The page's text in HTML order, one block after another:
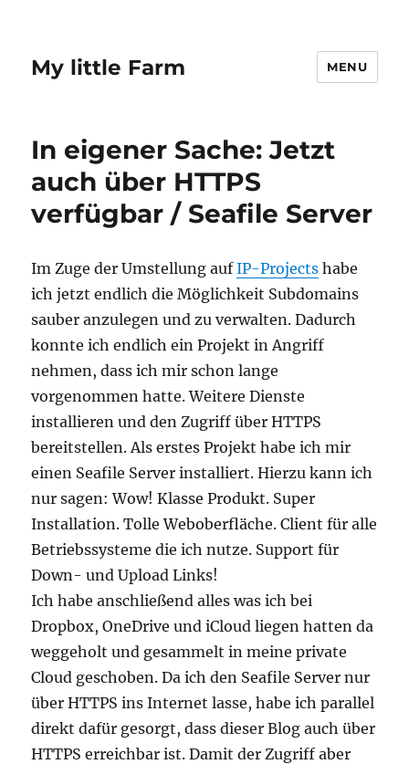
My little Farm MENU
In eigener Sache: Jetzt
auch über HTTPS
verfügbar / Seafile Server
Im Zuge der Umstellung aufIP-Projects habe
ich jetzt endlich die Möglichkeit Subdomains
sauber anzulegen und zu verwalten. Dadurch
konnte ich endlich ein Projekt in Angriff
nehmen, dass ich mir schon lange
vorgenommen hatte. Weitere Dienste
installieren und den Zugriff über HTTPS
bereitstellen. Als erstes Projekt habe ich mir
einen Seafile Server installiert. Hierzu kann ich
nur sagen: Wow! Klasse Produkt. Super
Installation. Tolle Weboberfläche. Client für alle
Betriebssysteme die ich nutze. Support für
Down- und Upload Links!
Ich habe anschließend alles was ich bei
Dropbox, OneDrive und iCloud liegen hatten da
weggeholt und gesammelt in meine private
Cloud geschoben. Da ich den Seafile Server nur
über HTTPS ins Internet lasse, habe ich parallel
direkt dafür gesorgt, dass dieser Blog auch über
HTTPS erreichbar ist. Damit der Zugriff aber